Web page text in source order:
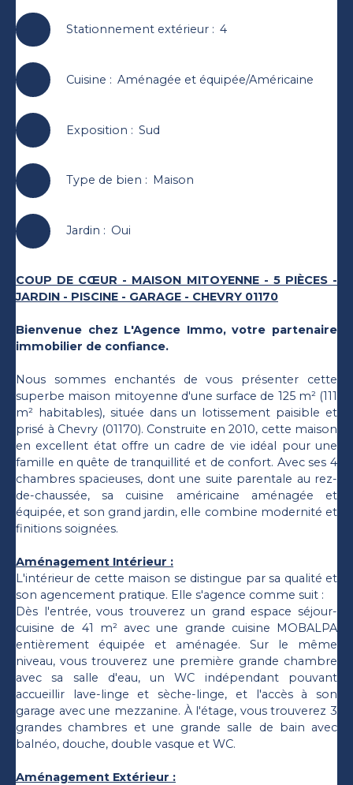
Stationnement extérieur: 4
Cuisine : Aménagée et équipée/Américaine
Exposition : Sud
Type de bien : Maison
Jardin : Oui
COUP DE CŒUR - MAISON MITOYENNE - 5 PIÈCES -
JARDIN - PISCINE - GARAGE - CHEVRY 01170
Bienvenue chez L'Agence Immo, votre partenaire
immobilier de confiance.
Nous sommes enchantés de vous présenter cette
superbe maison mitoyenne d'une surface de 125 m² (111
m² habitables), située dans un lotissement paisible et
prisé à Chevry (01170). Construite en 2010, cette maison
en excellent état offre un cadre de vie idéal pour une
famille en quête de tranquillité et de confort. Avec ses 4
chambres spacieuses, dont une suite parentale au rez-
de-chaussée, sa cuisine américaine aménagée et
équipée, et son grand jardin, elle combine modernité et
finitions soignées.
Aménagement Intérieur :
L'intérieur de cette maison se distingue par sa qualité et
son agencement pratique. Elle s'agence comme suit :
Dès l'entrée, vous trouverez un grand espace séjour-
cuisine de 41 m² avec une grande cuisine MOBALPA
entièrement équipée et aménagée. Sur le même
niveau, vous trouverez une première grande chambre
avec sa salle d'eau, un WC indépendant pouvant
accueillir lave-linge et sèche-linge, et l'accès à son
garage avec une mezzanine. À l'étage, vous trouverez 3
grandes chambres et une grande salle de bain avec
balnéo, douche, double vasque et WC.
Aménagement Extérieur :